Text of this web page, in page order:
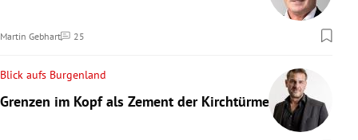
Martin Gebhart 25
Kommentare
Blick aufs Burgenland
Grenzen im Kopf als Zement der Kirchtürme